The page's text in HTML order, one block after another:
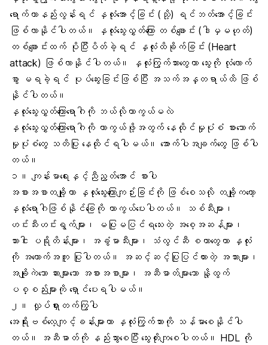
ရောက်တာနည်းလွန်းရင် နှလုံးအောင့်ခြင်း (သို့) ရင်ဘတ်အောင့်ခြင်း
ဖြစ်လာနိုင်ပါတယ်။ နှလုံးသွေးလွှတ်ကြော တစ်ချောင်း (ဒါမှမဟုတ်)
တစ်ချောင်းထက် ပိုပြီးပိတ်ခဲ့ရင် နှလုံးထိခိုက်ခြင်း (Heart
attack) ဖြစ်လာနိုင်ပါတယ်။ နှလုံးကြွက်သားတွေဟာ သွေးကို လုံလောက်
စွာ မရခဲ့ရင် ပုပ်ဆွေးခြင်းဖြစ်ပြီး အသက်အန္တရာယ်ထိ ဖြစ်
နိုင်ပါတယ်။
နှလုံးသွေးလွှတ်ကြောရောဂါကို ဘယ်လိုကာကွယ်မလဲ
နှလုံးသွေးလွှတ်ကြောရောဂါကို ကာကွယ်ဖို့အတွက် နေထိုင်မှုပုံစံ စားသောက်
မှုပုံစံတွေ သတိပြု နေထိုင်ရပါမယ်။ အောက်ပါအချက်တွေ ဖြစ်ပါ
တယ်။
၁။ ကျန်းမာရေးနှင့်ညီညွတ်အောင် စားပါ
အစားအစာတချို့ဟာ နှလုံးသွေးကြောကျဉ်းခြင်းကို ဖြစ်စေသလို တချို့ကတော့
နှလုံးရောဂါဖြစ်နိုင်ခြေကို ကာကွယ်ပေးပါတယ်။ သစ်သီးများ၊
ဟင်းသီးဟင်းရွက်များ၊ မပြုမပြင်ရသေးတဲ့ အစေ့အဆန်များ၊
သားငါး ပရိုတိန်းများ၊ အခွံမာသီးများ၊ သံလွင်ဆီ စတာတွေဟာ နှလုံး
ကို အထောက်အကူ ပြုပါတယ်။ အဆင့်ဆင့်ပြုပြင်ထားတဲ့ အသားများ၊
အချိုကဲသော ဆားများသော အစားအစာများ၊ အဆီဓာတ်များသော နို့ထွက်
ပစ္စည်းများကို ရှောင်ပေးရပါမယ်။
၂။
လှုပ်ရှားတက်ကြွပါ
အေရိုးဗစ်လေ့ကျင့်ခန်းများဟာ နှလုံးကြွက်သားကို သန်မာစေနိုင်ပါ
တယ်။ အဆီဓာတ်ကို နည်းသွားစေပြီး သွေးတိုးကျစေပါတယ်။ HDL ကို